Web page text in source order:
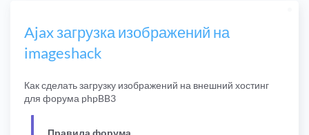
Ajax загрузка изображений на
imageshack
Как сделать загрузку изображений на внешний хостинг
для форума phpBB3
Правила форума